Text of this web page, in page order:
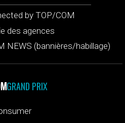
by TOP/COM
des agences
NEWS (bannières/habillage)
GRAND PRIX